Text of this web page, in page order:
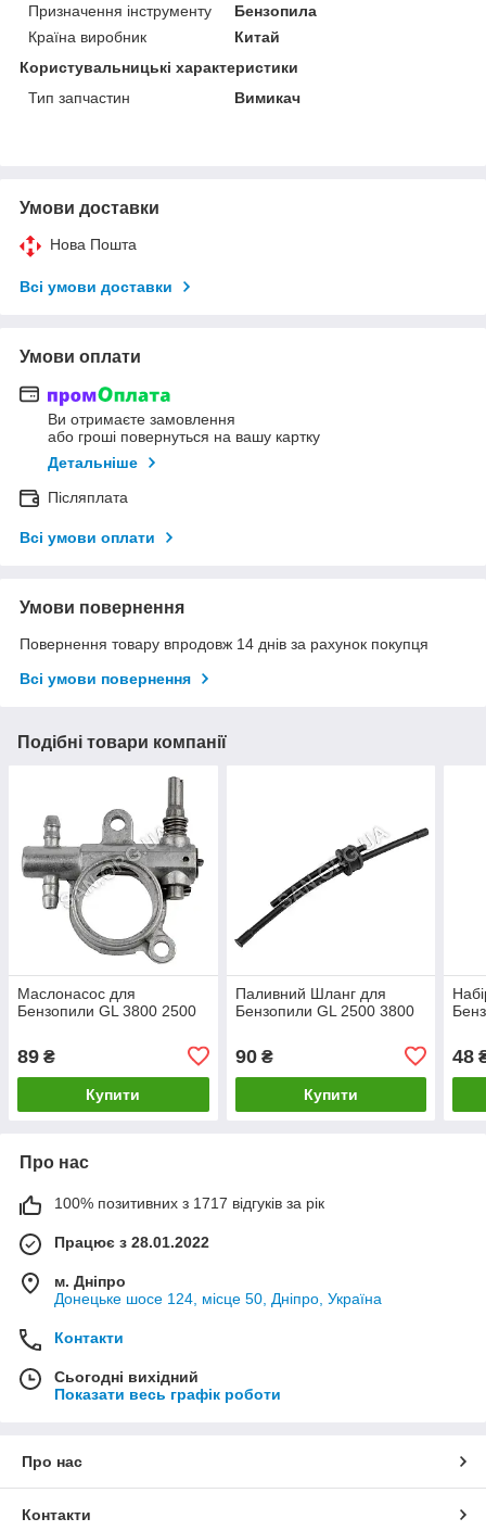
Призначення інструменту
Бензопила
Країна виробник
Китай
Користувальницькі характеристики
Тип запчастин
Вимикач
Умови доставки
Нова Пошта
Всі умови доставки
Умови оплати
Ви отримаєте замовлення
або гроші повернуться на вашу картку
Детальніше
Післяплата
Всі умови оплати
Умови повернення
Повернення товару впродовж 14 днів за рахунок покупця
Всі умови повернення
Подібні товари компанії
Маслонасос для
Бензопили GL 3800 2500
89 ₴
Купити
Паливний Шланг для
Бензопили GL 2500 3800
90₴
Купити
48
Про нас
100% позитивних з 1717 відгуків за рік
Працює з 28.01.2022
м. Дніпро
Донецьке шосе 124, місце 50, Дніпро, Україна
Контакти
Сьогодні вихідний
Показати весь графік роботи
Про нас
Контакти